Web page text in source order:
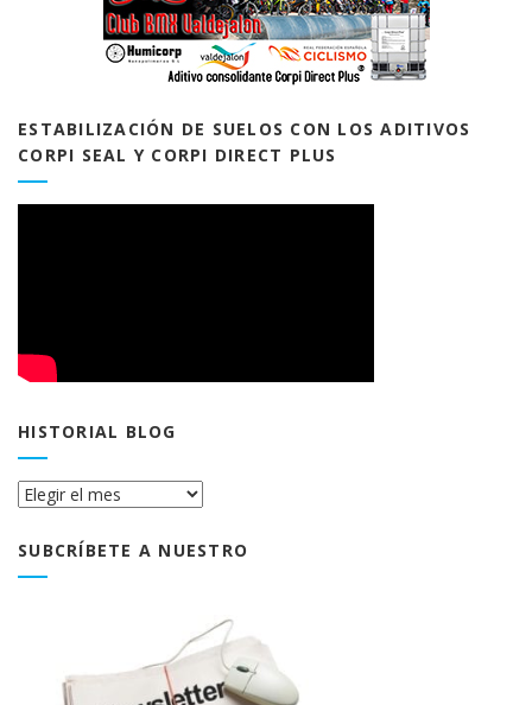
ESTABILIZACIÓN DE SUELOS CON LOS ADITIVOS
CORPI SEAL Y CORPI DIRECT PLUS
HISTORIAL BLOG
Historial
SUBCRÍBETE A NUESTRO